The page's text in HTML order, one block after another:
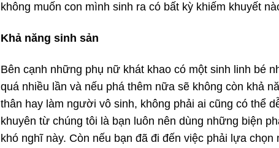
không muốn con mình sinh ra có bất kỳ khiếm khuyết
Khả năng sinh sản
Bên cạnh những phụ nữ khát khao có một sinh linh bé
quá nhiều lần và nếu phá thêm nữa sẽ không còn khả
thân hay làm người vô sinh, không phải ai cũng có thể
khuyên từ chúng tôi là bạn luôn nên dùng những biện
khó nghĩ này. Còn nếu bạn đã đi đến việc phải lựa